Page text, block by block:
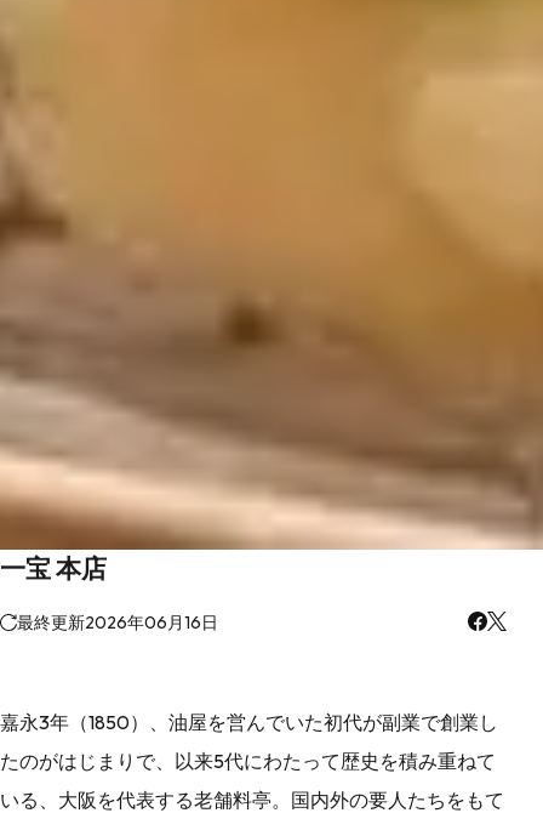
一宝 本店
最終更新2026年06月16日
嘉永3年（1850）、油屋を営んでいた初代が副業で創業し
たのがはじまりで、以来5代にわたって歴史を積み重ねて
いる、大阪を代表する老舗料亭。国内外の要人たちをもて